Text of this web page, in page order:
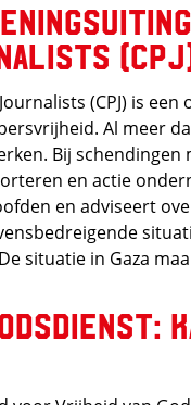
(CPJ) is
Al meer
Bij
en actie
en adviseert
situatie in Gaza